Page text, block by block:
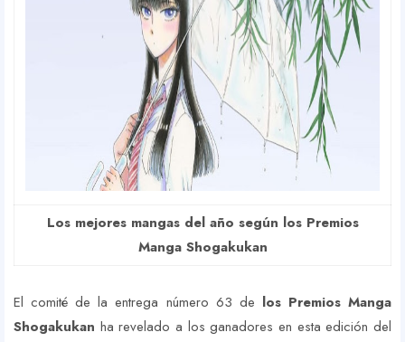
Los mejores mangas del año según los Premios
Manga Shogakukan
El comité de la entrega número 63 de los Premios Manga
Shogakukan ha revelado a los ganadores en esta edición del